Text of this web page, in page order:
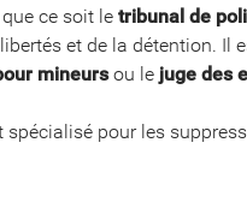
ce soit le tribunal de
et de la détention.
mineursou le juge des
spécialisé pour les